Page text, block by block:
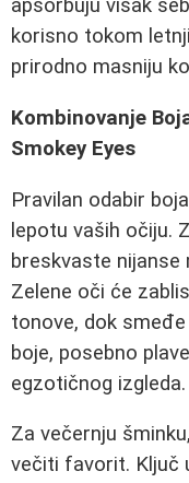
apsorbuju višak
korisno tokom
prirodno masniju
Kombinovanje
Smokey Eyes
Pravilan odabir
lepotu vaših očiju.
breskvaste
Zelene oči će
tonove, dok
boje, posebno
egzotičnog izgleda.
Za večernju
večiti favorit. Ključ